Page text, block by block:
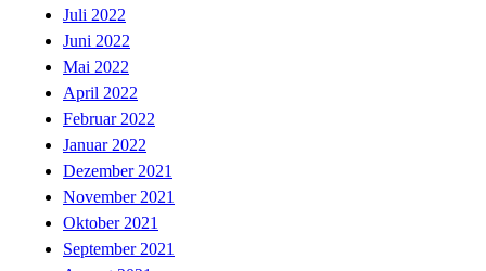
Juli 2022
Juni 2022
Mai 2022
April 2022
Februar 2022
Januar 2022
Dezember 2021
November 2021
Oktober 2021
September 2021